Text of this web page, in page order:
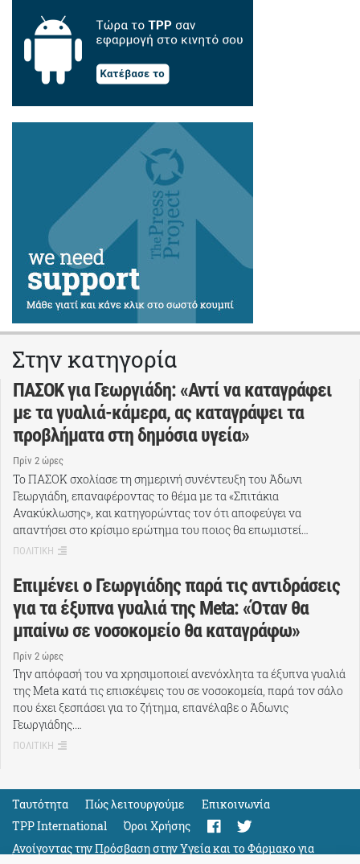
Στην κατηγορία
ΠΑΣΟΚ για Γεωργιάδη: «Αντί να καταγράφει
με τα γυαλιά-κάμερα, ας καταγράψει τα
προβλήματα στη δημόσια υγεία»
Πρίν 2 ώρες
Το ΠΑΣΟΚ σχολίασε τη σημερινή συνέντευξη του Άδωνι
Γεωργιάδη, επαναφέροντας το θέμα με τα «Σπιτάκια
Ανακύκλωσης», και κατηγορώντας τον ότι αποφεύγει να
απαντήσει στο κρίσιμο ερώτημα του ποιος θα επωμιστεί…
ΠΟΛΙΤΙΚΗ
Επιμένει ο Γεωργιάδης παρά τις αντιδράσεις
για τα έξυπνα γυαλιά της Meta: «Όταν θα
μπαίνω σε νοσοκομείο θα καταγράφω»
Πρίν 2 ώρες
Την απόφασή του να χρησιμοποιεί ανενόχλητα τα έξυπνα γυαλιά
της Meta κατά τις επισκέψεις του σε νοσοκομεία, παρά τον σάλο
που έχει ξεσπάσει για το ζήτημα, επανέλαβε ο Άδωνις
Γεωργιάδης.…
ΠΟΛΙΤΙΚΗ
Ταυτότητα Πώς λειτουργούμε
Eπικοινωνία
TPP International
Όροι Χρήσης
Ανοίγοντας την Πρόσβαση στην Υγεία και το Φάρμακο για
Όλους